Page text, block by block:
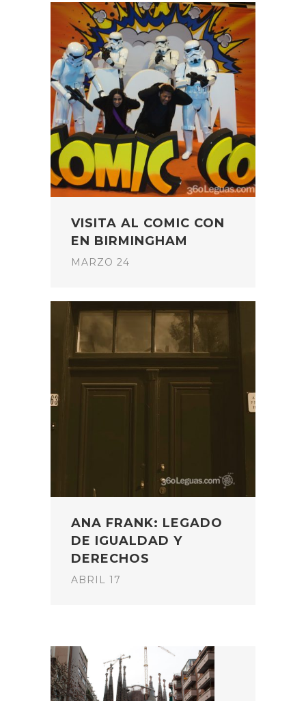
VISITA AL COMIC CON
EN BIRMINGHAM
MARZO 24
ANA FRANK: LEGADO
DE IGUALDAD Y
DERECHOS
ABRIL 17
POST